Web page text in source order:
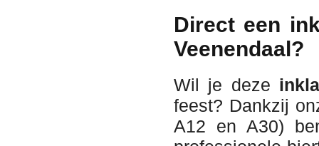
Direct een
Veenendaal?
Wil je deze
feest? Dankzij
A12 en A30)